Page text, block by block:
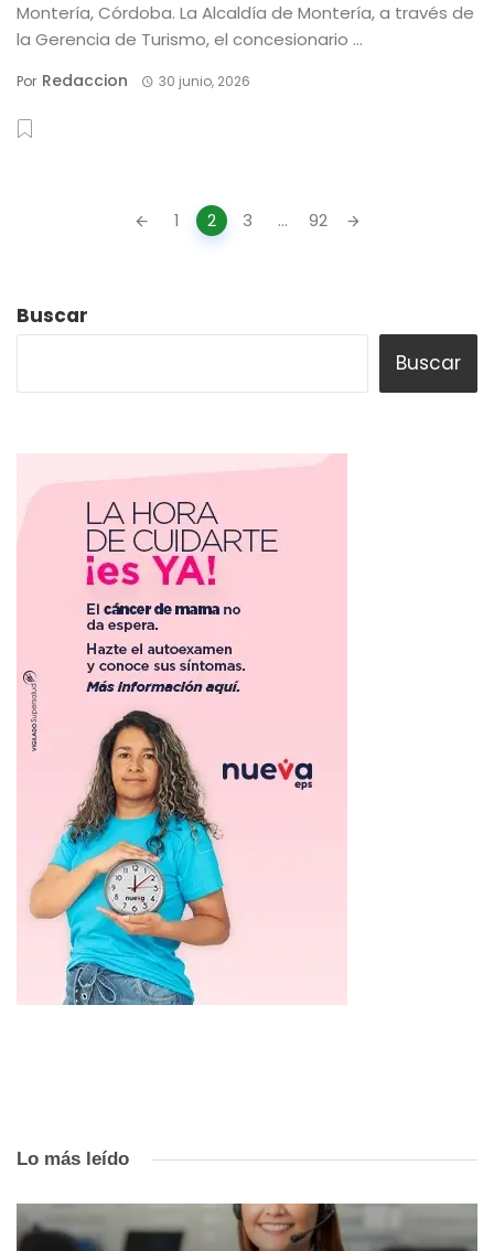
Montería, Córdoba. La Alcaldía de Montería, a través de
la Gerencia de Turismo, el concesionario ...
Por Redaccion 30 junio, 2026
1 2 3 ... 92
Buscar
Buscar
Lo más leído